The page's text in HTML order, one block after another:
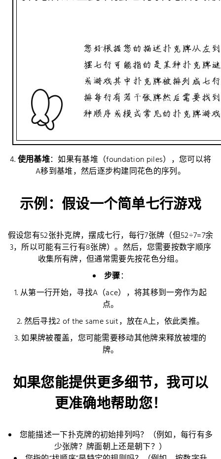
4.使用基堆：如果有基堆（foundation piles），您可以将
A移到基堆，然后逐步构建同花色的序列。
示例：假设一个简单七行游戏
假设您有52张扑克牌，摆成七行，每行7张牌（但52÷7=7余
3，所以可能有三行有8张牌）。然后，您需要按数字顺序
收集所有牌，但通常需要先按花色分组。
步骤：
1. 从第一行开始，寻找A（ace），将其移到一旁作为起
点。
2. 然后寻找2 of the same suit，放在A上，依此类推。
3. 如果牌被覆盖，您可能需要移动其他牌来释放被埋的
牌。
如果您能提供更多细节，我可以
更准确地帮助您！
您能描述一下扑克牌的初始排列吗？（例如，每行有多
少张牌？牌面朝上还是朝下？）